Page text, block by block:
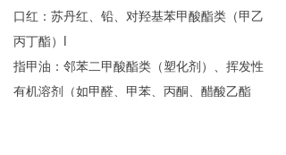
口红：苏丹红、铅、对羟基苯甲酸酯类（甲乙
丙丁酯）l
指甲油：邻苯二甲酸酯类（塑化剂）、挥发性
有机溶剂（如甲醛、甲苯、丙酮、醋酸乙酯